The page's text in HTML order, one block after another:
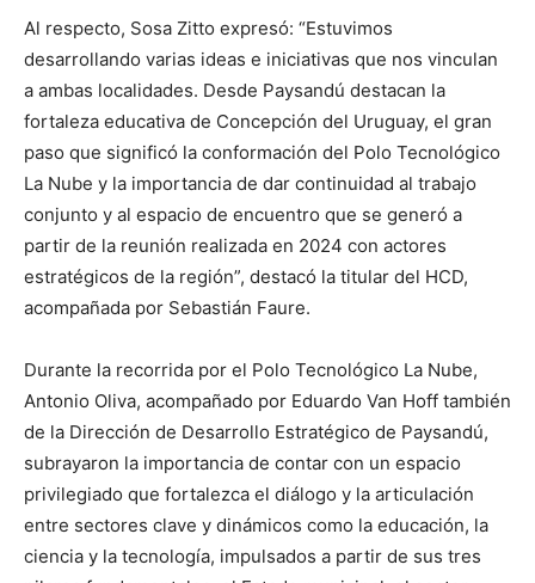
Al respecto, Sosa Zitto expresó: “Estuvimos
desarrollando varias ideas e iniciativas que nos vinculan
a ambas localidades. Desde Paysandú destacan la
fortaleza educativa de Concepción del Uruguay, el gran
paso que significó la conformación del Polo Tecnológico
La Nube y la importancia de dar continuidad al trabajo
conjunto y al espacio de encuentro que se generó a
partir de la reunión realizada en 2024 con actores
estratégicos de la región”, destacó la titular del HCD,
acompañada por Sebastián Faure.
Durante la recorrida por el Polo Tecnológico La Nube,
Antonio Oliva, acompañado por Eduardo Van Hoff también
de la Dirección de Desarrollo Estratégico de Paysandú,
subrayaron la importancia de contar con un espacio
privilegiado que fortalezca el diálogo y la articulación
entre sectores clave y dinámicos como la educación, la
ciencia y la tecnología, impulsados a partir de sus tres